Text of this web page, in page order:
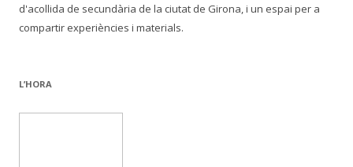
d'acollida de secundària de la ciutat de Girona, i un espai per a
compartir experiències i materials.
L’HORA